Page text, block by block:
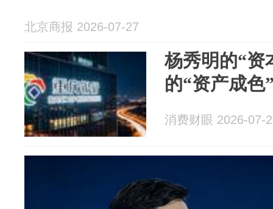
北京商报 2026-07-27
杨秀明的“资
的“资产成色
消费财眼 2026-07-